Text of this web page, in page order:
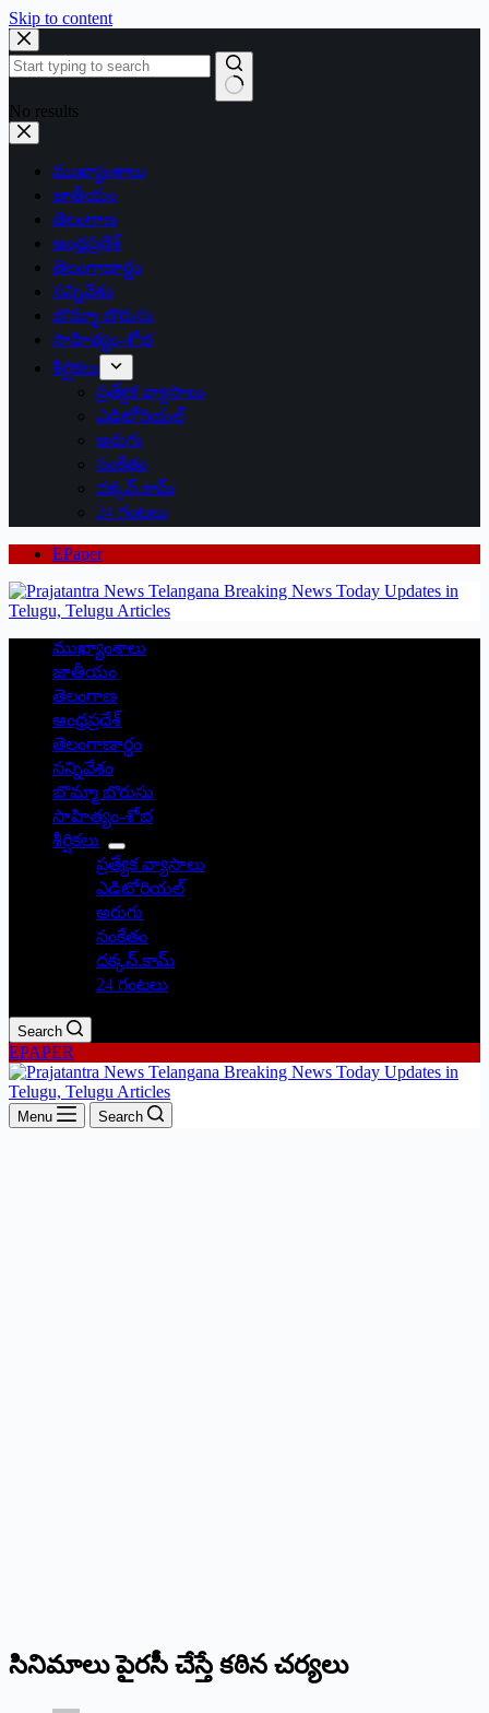
Skip to content
No results
ముఖ్యాంశాలు
జాతీయం
తెలంగాణ
ఆంధ్రప్రదేశ్
తెలంగాణార్థం
సన్నివేశం
బొమ్మా బొరుసు
సాహిత్యం-శోభ
శీర్షికలు
ప్రత్యేక వ్యాసాలు
ఎడిటోరియల్
అరుగు
సంకేతం
దక్కన్.కామ్
24 గంటలు
EPaper
ముఖ్యాంశాలు
జాతీయం
తెలంగాణ
ఆంధ్రప్రదేశ్
తెలంగాణార్థం
సన్నివేశం
బొమ్మా బొరుసు
సాహిత్యం-శోభ
శీర్షికలు
ప్రత్యేక వ్యాసాలు
ఎడిటోరియల్
అరుగు
సంకేతం
దక్కన్.కామ్
24 గంటలు
Search
EPAPER
Menu Search
సినిమాలు పైరసీ చేస్తే కఠిన చర్యలు